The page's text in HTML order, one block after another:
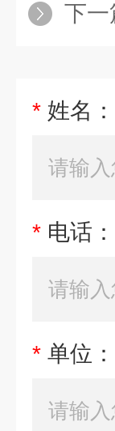
下一
* 姓名：
* 电话：
* 单位：